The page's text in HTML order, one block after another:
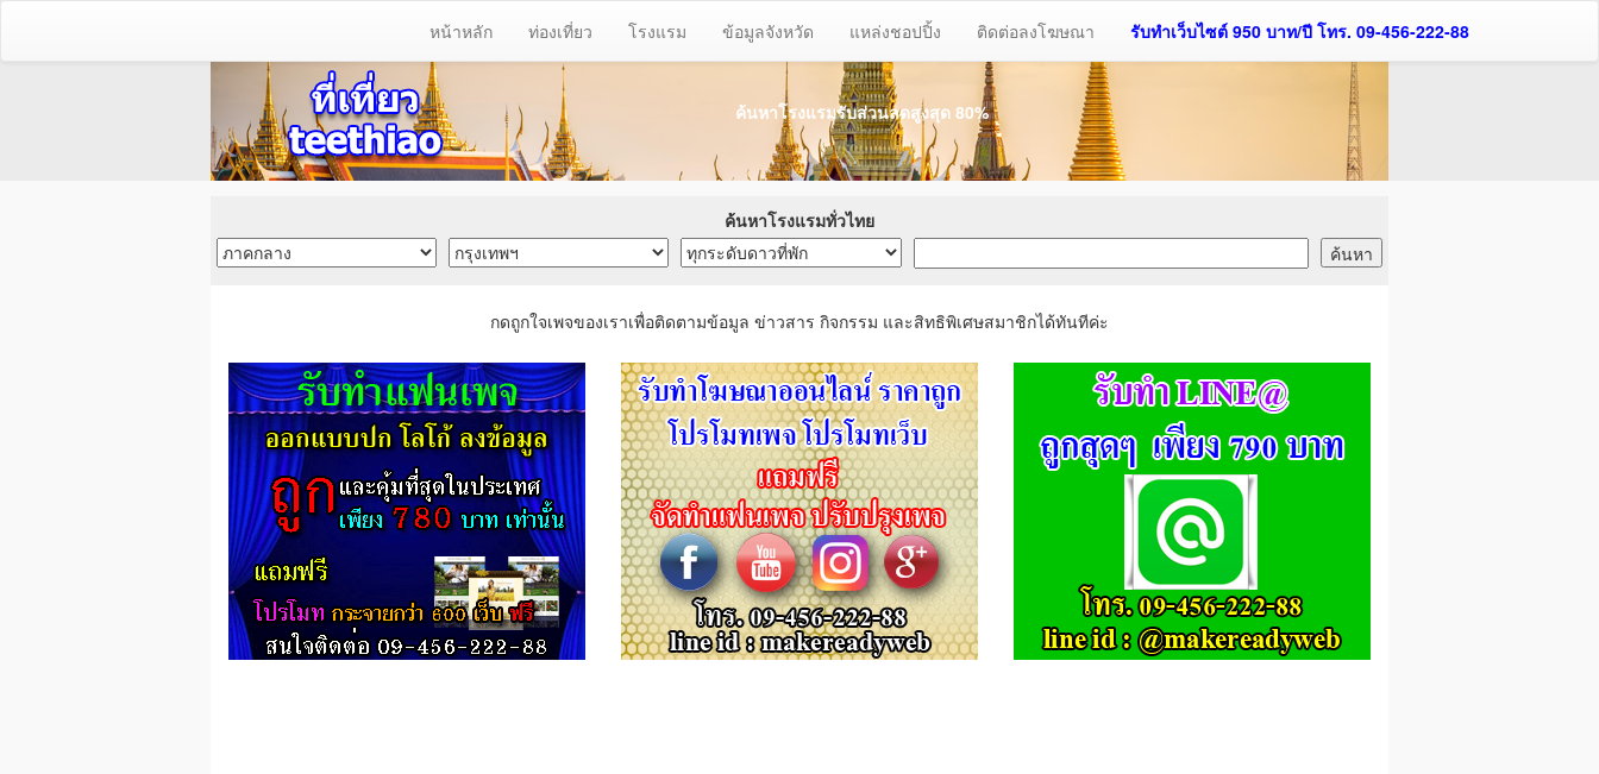
หน้าหลัก ท่องเที่ยว โรงแรม ข้อมูลจังหวัด แหล่งชอปปิ้ง ติดต่อลงโฆษณา รับทำเว็บไซต์ 950 บาท/ปี โทร. 09-456-222-88
ค้นหาโรงแรมรับส่วนลดสูงสุด 80%
ค้นหาโรงแรมทั่วไทย
กดถูกใจเพจของเราเพื่อติดตามข้อมูล ข่าวสาร กิจกรรม และสิทธิพิเศษสมาชิกได้ทันทีค่ะ